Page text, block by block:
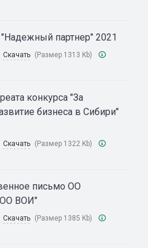
партнер" 2021
Скачать (Размер 1313 Kb)
конкурса "За
бизнеса в Сибири"
Скачать (Размер 1322 Kb)
письмо ОО
ВОИ"
Скачать (Размер 1385 Kb)